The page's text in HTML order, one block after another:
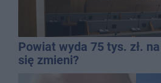
Powiat wyda 75 tys. zł.
się zmieni?